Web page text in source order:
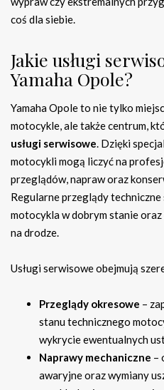
coś dla siebie.
Jakie usługi
Yamaha Opole?
Yamaha Opole to nie tylko
motocykle, ale także centrum,
usługi serwisowe. Dzięki
motocykli mogą liczyć na
przeglądów, napraw oraz
Regularne przeglądy
motocykla w dobrym stanie
na drodze.
Usługi serwisowe obejmują
Przeglądy okresowe –
stanu technicznego
wykrycie ewentualnych
Naprawy mechaniczne –
awaryjne oraz wymiany